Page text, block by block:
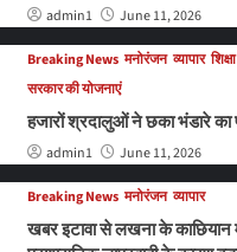
admin1 June 11, 2026
Breaking News मनोरंजन व्यापार शिक्षा
सरकार की योजनाएं
हजारों श्रदालुओं ने छका भंडारे का
admin1 June 11, 2026
Breaking News मनोरंजन व्यापार
खबर इटावा से लखना के काछियान